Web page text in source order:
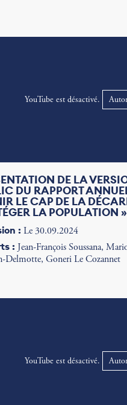
YouTube est désactivé.
DE LA
DU RAPPORT
LE CAP DE LA
LA POPULATION »
: Le 30.09.2024
: Jean-François Soussana,
Delmotte, Goneri Le Cozannet
YouTube est désactivé.